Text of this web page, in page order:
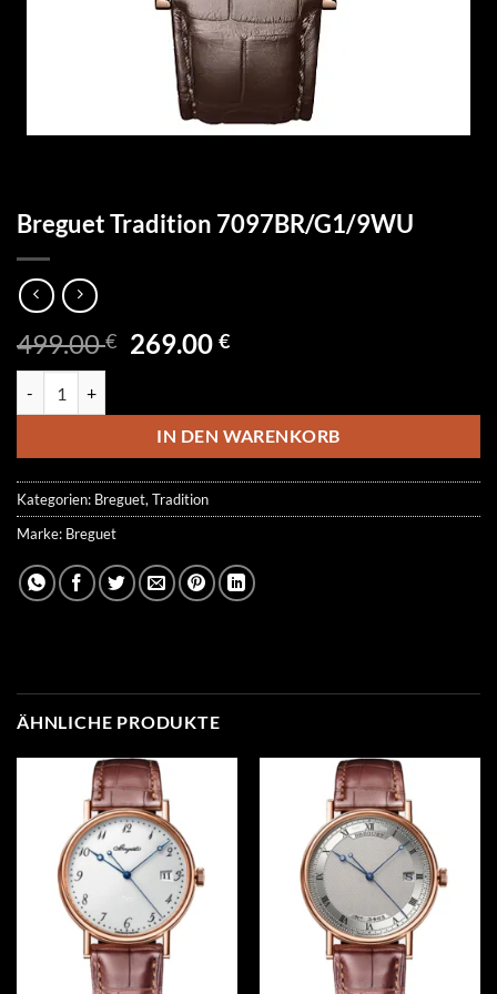
Breguet Tradition 7097BR/G1/9WU
499.00€ Ursprünglicher
499.00 €
269.00€Aktueller
269.00 €.
IN DEN WARENKORB
Kategorien: Breguet, Tradition
Marke: Breguet
ÄHNLICHE PRODUKTE